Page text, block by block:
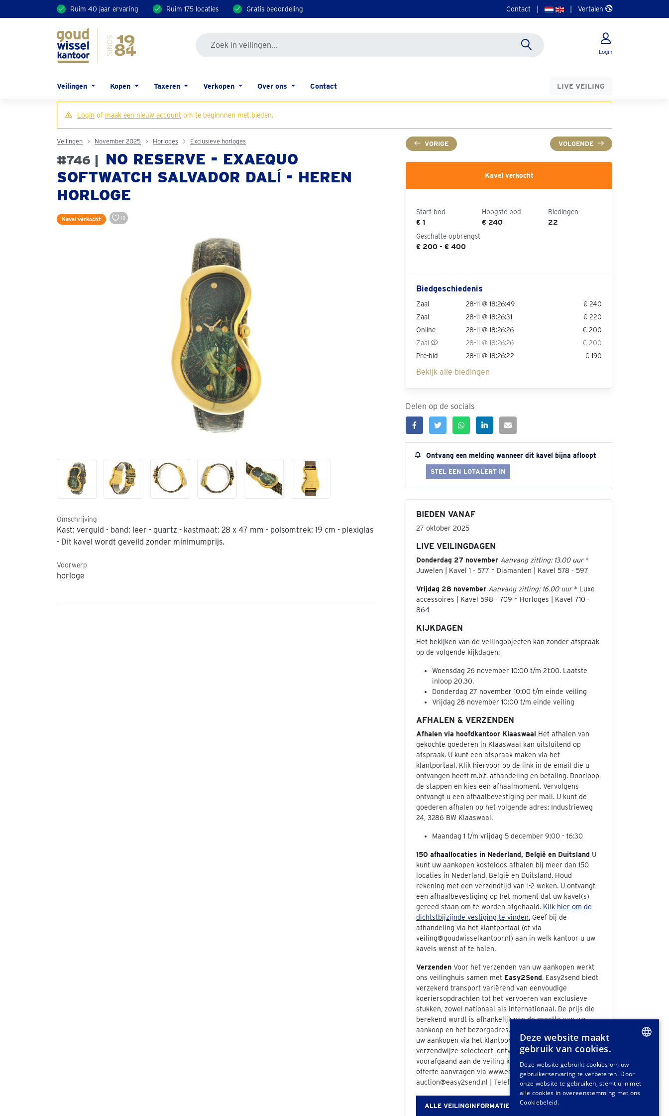
Ruim 40 jaar ervaring Ruim 175 locaties Gratis beoordeling Contact Vertalen
Login
Veilingen Kopen Taxeren Verkopen Over ons Contact LIVE VEILING
Login of maak een nieuw account om te beginnnen met bieden.
VORIGE VOLGENDE
Veilingen November 2025 Horloges Exclusieve horloges
#746 |
NO RESERVE - EXAEQUO
SOFTWATCH SALVADOR DALÍ - HEREN
HORLOGE
Kavel verkocht 18
Omschrijving
Kast: verguld - band: leer - quartz - kastmaat: 28 x 47 mm - polsomtrek: 19 cm - plexiglas
- Dit kavel wordt geveild zonder minimumprijs.
Voorwerp
horloge
Kavel verkocht
Start bod
€ 1
Hoogste bod
€ 240
Biedingen
22
Geschatte opbrengst
€ 200 - € 400
Biedgeschiedenis
Zaal 28-11 @ 18:26:49
€ 240
Zaal
28-11 @ 18:26:31
€ 220
Online
28-11 @ 18:26:26
€ 200
Zaal
28-11 @ 18:26:26
€ 200
Pre-bid
28-11 @ 18:26:22 € 190
Bekijk alle biedingen
Delen op de socials
Ontvang een melding wanneer dit kavel bijna afloopt
STEL EEN LOTALERT IN
BIEDEN VANAF
27 oktober 2025
LIVE VEILINGDAGEN
Donderdag 27 november Aanvang zitting: 13.00 uur*
Juwelen | Kavel 1 - 577 * Diamanten | Kavel 578 - 597
Vrijdag 28 november Aanvang zitting: 16.00 uur* Luxe
accessoires | Kavel 598 - 709 * Horloges | Kavel 710 -
864
KIJKDAGEN
Het bekijken van de veilingobjecten kan zonder afspraak
op de volgende kijkdagen:
Woensdag 26 november 10:00 t/m 21:00. Laatste
inloop 20.30.
Donderdag 27 november 10:00 t/m einde veiling
Vrijdag 28 november 10:00 t/m einde veiling
AFHALEN & VERZENDEN
Afhalen via hoofdkantoor Klaaswaal Het afhalen van
gekochte goederen in Klaaswaal kan uitsluitend op
afspraak. U kunt een afspraak maken via het
klantportaal. Klik hiervoor op de link in de email die u
ontvangen heeft m.b.t. afhandeling en betaling. Doorloop
de stappen en kies een afhaalmoment. Vervolgens
ontvangt u een afhaalbevestiging per mail. U kunt de
goederen afhalen op het volgende adres: Industrieweg
24, 3286 BW Klaaswaal.
Maandag 1 t/m vrijdag 5 december 9:00 - 16:30
150 afhaallocaties in Nederland, België en Duitsland U
kunt uw aankopen kosteloos afhalen bij meer dan 150
locaties in Nederland, België en Duitsland. Houd
rekening met een verzendtijd van 1-2 weken. U ontvangt
een afhaalbevestiging op het moment dat uw kavel(s)
gereed staan om te worden afgehaald. Klik hier om de
dichtstbijzijnde vestiging te vinden. Geef bij de
afhandeling via het klantportaal (of via
veiling@goudwisselkantoor.nl) aan in welk kantoor u uw
kavels wenst af te halen.
Verzenden Voor het verzenden van uw aankopen werkt
ons veilinghuis samen met Easy2Send. Easy2send biedt
verzekerd transport variërend van eenvoudige
koeriersopdrachten tot het vervoeren van exclusieve
stukken, zowel nationaal als internationaal. De prijs die
berekend wordt is afhankelijk van de grootte van uw
aankoop en het bezorgadres. Als u bij de afhandeling van
uw aankopen via het klantportaal "Easy2Send" als
verzendwijze selecteert, ontvangt u een offerte. Ook
voorafgaand aan de veiling kunt u vrijblijvend een
offerte aanvragen via www.easy2send.nl/veilingen |
auction@easy2send.nl | Telefoon: (+31) 88 330 0999.
ALLE VEILINGINFORMATIE
GERMAN
FRENCH
Deze website maakt
gebruik van cookies.
Deze website gebruikt cookies om uw
gebruikerservaring te verbeteren. Door
onze website te gebruiken, stemt u in met
alle cookies in overeenstemming met ons
Cookiebeleid.